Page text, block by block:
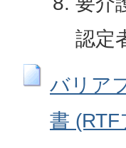
認定
バリア
書